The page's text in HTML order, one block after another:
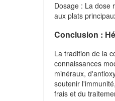
Dosage : La dose
aux plats
Conclusion :
La tradition de la
connaissances
minéraux,
soutenir
frais et du